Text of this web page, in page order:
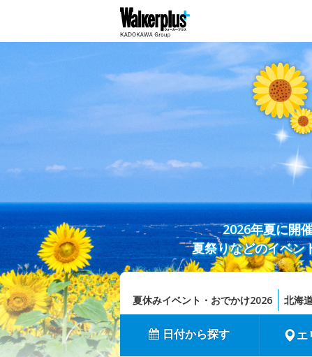
2026年夏に開
夏祭りなどのイベン
夏休みイベント・おでかけ2026 北海
日付から探す エ